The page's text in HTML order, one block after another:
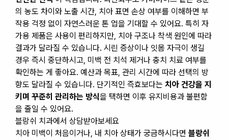
의 농도 차이와 노출 시간, 치아 표면 손상 여부를 이해하면 부
작용 걱정 없이 자연스러운 톤 업을 기대할 수 있어요. 특히 자
가용 제품은 사용이 편리하지만, 치아 구조나 착색 원인에 따라
결과가 달라질 수 있습니다. 시린 증상이나 잇몸 자극이 생길
경우 즉시 중단하시고, 미백 전 치석 제거나 충치 치료 여부를
확인하는 게 좋아요. 예산과 목표, 관리 시간에 따라 선택의 방
향도 달라질 수 있습니다. 단기적인 즉효보다는 치아 건강을 지
키며 꾸준히 관리하는 방식을 택하면 이후 유지비용과 불편함
을 줄일 수 있어요.
블랑쉬 치과에서 상담받아보세요
치아 미백이 처음이거나, 내 치아 상태가 궁금하시다면 블랑쉬